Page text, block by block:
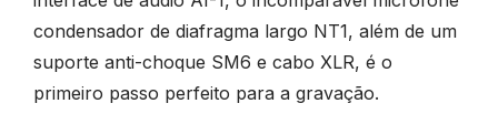
condensador de diafragma largo NT1, além de um
suporte anti-choque SM6 e cabo XLR, é o
primeiro passo perfeito para a gravação.